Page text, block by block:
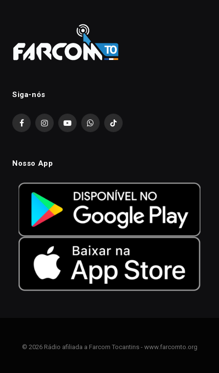
Siga-nós
FacebookInstagramYouTubeWhatsAppTikTok
Nosso App
© 2026 Rádio afiliada a Farcom Tocantins - www.farcomto.org